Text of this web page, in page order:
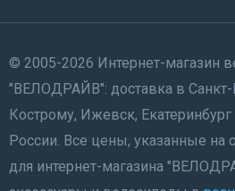
© 2005-2026 Интернет-магазин
"ВЕЛОДРАЙВ": доставка в Санкт-
Кострому, Ижевск, Екатеринбург
России. Все цены, указанные на
для интернет-магазина